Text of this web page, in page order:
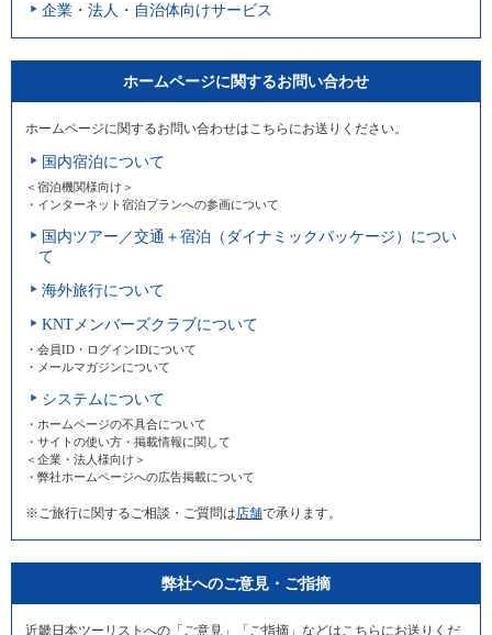
企業・法人・自治体向けサービス
ホームページに関するお問い合わせ
ホームページに関するお問い合わせはこちらにお送りください。
国内宿泊について
＜宿泊機関様向け＞
・インターネット宿泊プランへの参画について
国内ツアー／交通＋宿泊（ダイナミックパッケージ）につい
て
海外旅行について
KNTメンバーズクラブについて
・会員ID・ログインIDについて
・メールマガジンについて
システムについて
・ホームページの不具合について
・サイトの使い方・掲載情報に関して
＜企業・法人様向け＞
・弊社ホームページへの広告掲載について
※ご旅行に関するご相談・ご質問は 店舗で承ります。
弊社へのご意見・ご指摘
近畿日本ツーリストへの「ご意見」「ご指摘」などはこちらにお送りくだ